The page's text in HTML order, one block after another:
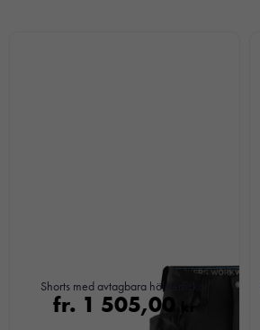
Shorts med avtagbara hölsterfickor
fr. 1 505,00